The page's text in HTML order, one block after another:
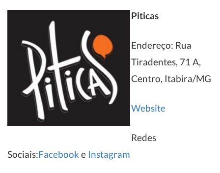
Piticas
Endereço: Rua
Tiradentes, 71 A,
Centro, Itabira/MG
Website
Redes
Sociais:Facebook e Instagram